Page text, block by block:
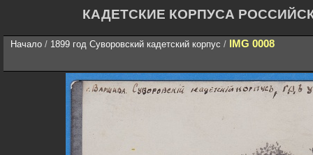
КАДЕТСКИЕ КОРПУСА
Начало / 1899 год Суворовский кадетский корпус / IMG 0008